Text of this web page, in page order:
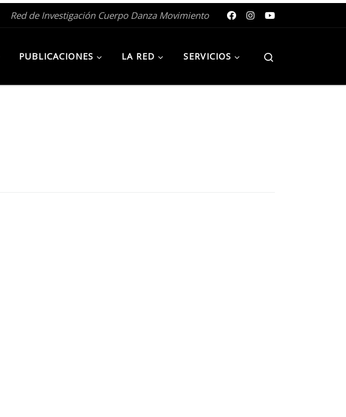
Red de Investigación Cuerpo Danza Movimiento
PUBLICACIONES LA RED SERVICIOS